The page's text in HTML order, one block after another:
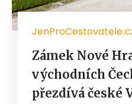
Zámek Nové
východních
přezdívá české